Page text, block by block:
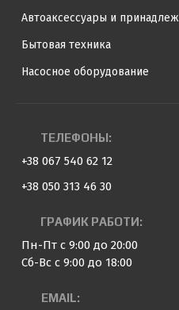
Автоаксессуары и
Бытовая техника
Насосное оборудование
ТЕЛЕФОНЫ:
+38 067 540 62 12
+38 050 313 46 30
ГРАФИК РАБОТИ:
Пн-Пт с 9:00 до 20:00
Сб-Вс с 9:00 до 18:00
EMAIL: